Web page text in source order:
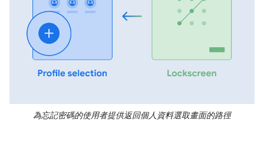
為忘記密碼的使用者提供返回個人資料選取畫面的路徑